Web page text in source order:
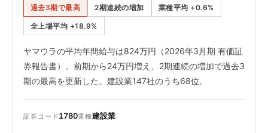
過去3期で最高 2期連続の増加 業種平均 +0.6%
全上場平均 +18.9%
ヤマウラの平均年間給与は824万円（2026年3月期 有価証
券報告書）。前期から24万円増え、2期連続の増加で過去3
期の最高を更新した。建設業147社のうち68位。
証券コード1780業種建設業